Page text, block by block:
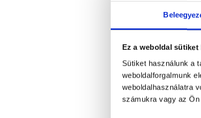
Ez a weboldal sütiket
Sütiket használunk a
weboldalforgalmunk
weboldalhasználatra
számukra vagy az